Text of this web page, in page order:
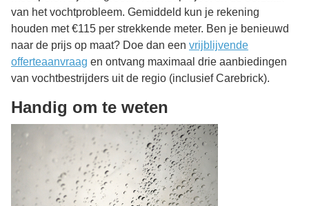
van het vochtprobleem. Gemiddeld kun je rekening
houden met €115 per strekkende meter. Ben je benieuwd
naar de prijs op maat? Doe dan een vrijblijvende
offerteaanvraag en ontvang maximaal drie aanbiedingen
van vochtbestrijders uit de regio (inclusief Carebrick).
Handig om te weten